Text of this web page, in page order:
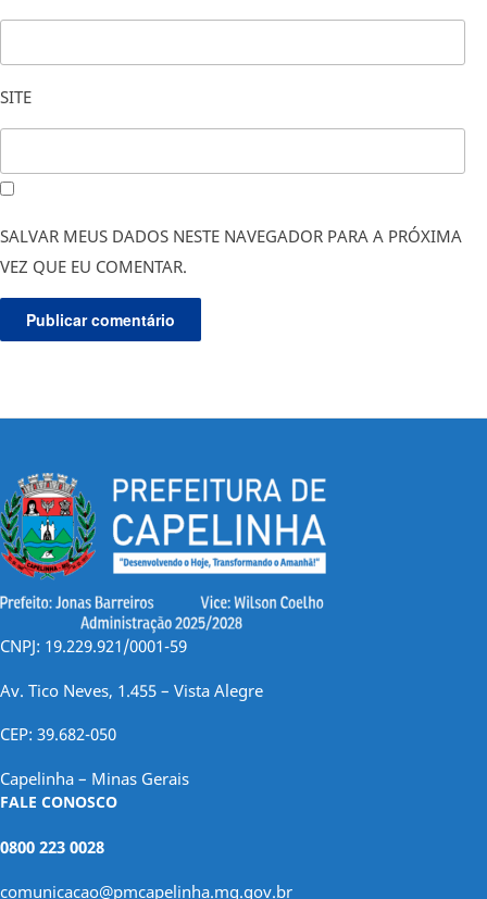
SITE
SALVAR MEUS DADOS NESTE NAVEGADOR PARA A PRÓXIMA
VEZ QUE EU COMENTAR.
CNPJ: 19.229.921/0001-59
Av. Tico Neves, 1.455 – Vista Alegre
CEP: 39.682-050
Capelinha – Minas Gerais
FALE CONOSCO
0800 223 0028
comunicacao@pmcapelinha.mg.gov.br